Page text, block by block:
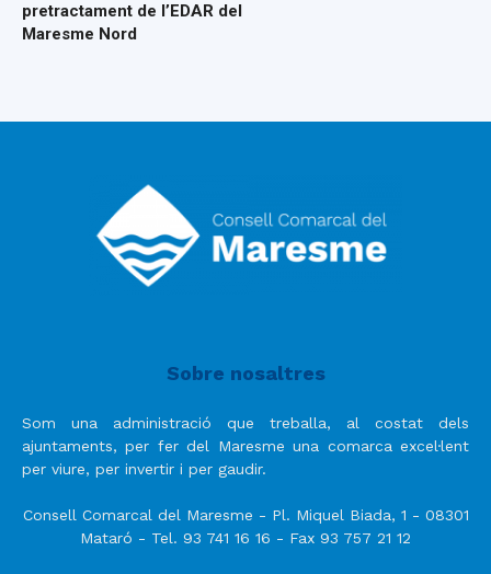
pretractament de l’EDAR del
Maresme Nord
Sobre nosaltres
Som una administració que treballa, al costat dels
ajuntaments, per fer del Maresme una comarca excel·lent
per viure, per invertir i per gaudir.
Consell Comarcal del Maresme - Pl. Miquel Biada, 1 - 08301
Mataró - Tel. 93 741 16 16 - Fax 93 757 21 12